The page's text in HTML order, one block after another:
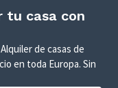
tu casa con
de casas de
en toda Europa. Sin